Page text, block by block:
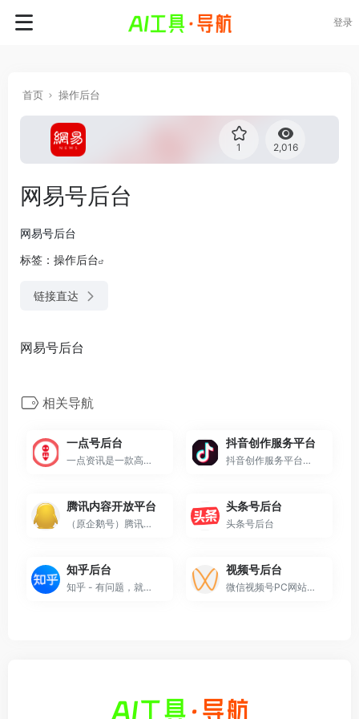
登录
首页 操作后台
1 2,016
网易号后台
网易号后台
标签： 操作后台
链接直达
网易号后台
相关导航
一点号后台
一点资讯是一款高度智能的新闻资讯应用，通过它你可以搜索并订阅任意关键词，它会自动帮你聚合整理并实时更新相关资讯，同时会智能分析你的兴趣爱好，为你推荐感兴趣的内容。看新闻资讯，一点就够了！
抖音创作服务平台
抖音创作服务平台是抖音创作者的专属服务平台，支持用户作为创作者和管理机构两种登陆方式，并通过提供授权管理、内容管理、互动管理及数据管理等服务助力抖音用户高效运营！
腾讯内容开放平台
（原企鹅号）腾讯内容开放平台
头条号后台
头条号后台
知乎后台
知乎 - 有问题，就会有答案
视频号后台
微信视频号PC网站后台